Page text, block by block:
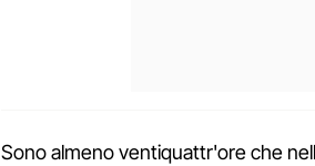
Sono almeno ventiquattr'ore che